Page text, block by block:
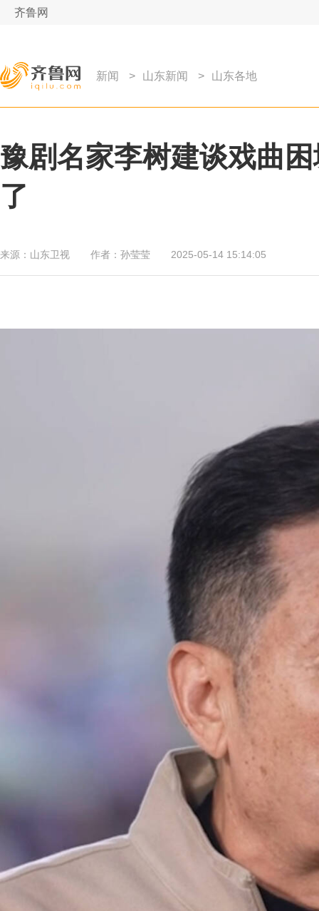
齐鲁网
新闻 > 山东新闻 > 山东各地
豫剧名家李树建谈戏曲
了
来源： 山东卫视 作者： 孙莹莹 2025-05-14 15:14:05